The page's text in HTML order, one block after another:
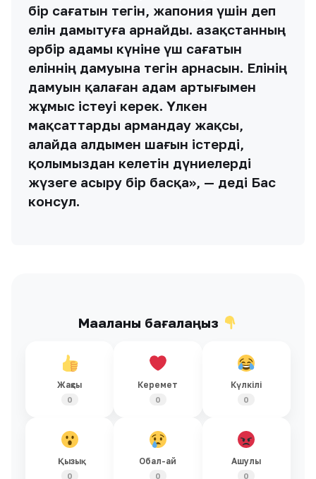
бір сағатын тегін, жапония үшін деп
елін дамытуға арнайды. Қазақстанның
әрбір адамы күніне үш сағатын
еліннің дамуына тегін арнасын. Елінің
дамуын қалаған адам артығымен
жұмыс істеуі керек. Үлкен
мақсаттарды армандау жақсы,
алайда алдымен шағын істерді,
қолымыздан келетін дүниелерді
жүзеге асыру бір басқа», — деді Бас
консул.
Мақаланы бағалаңыз
Жақсы
0
Керемет
0
Күлкілі
0
Қызық
0
Обал-ай
0
Ашулы
0